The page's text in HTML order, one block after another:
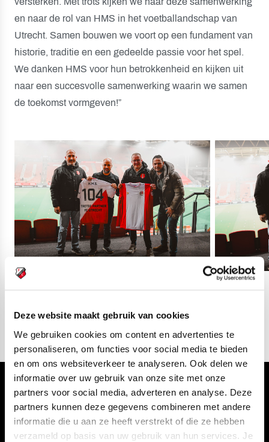
Deze website maakt gebruik van cookies
We gebruiken cookies om content en advertenties te
personaliseren, om functies voor social media te bieden
en om ons websiteverkeer te analyseren. Ook delen we
informatie over uw gebruik van onze site met onze
partners voor social media, adverteren en analyse. Deze
partners kunnen deze gegevens combineren met andere
informatie die u aan ze heeft verstrekt of die ze hebben
verzameld op basis van uw gebruik van hun services. Je
en naar de rol van HMS in het voetballandschap van
Utrecht. Samen bouwen we voort op een fundament van
historie, traditie en een gedeelde passie voor het spel.
We danken HMS voor hun betrokkenheid en kijken uit
naar een succesvolle samenwerking waarin we samen
de toekomst vormgeven!”
02
Volg ons ook via